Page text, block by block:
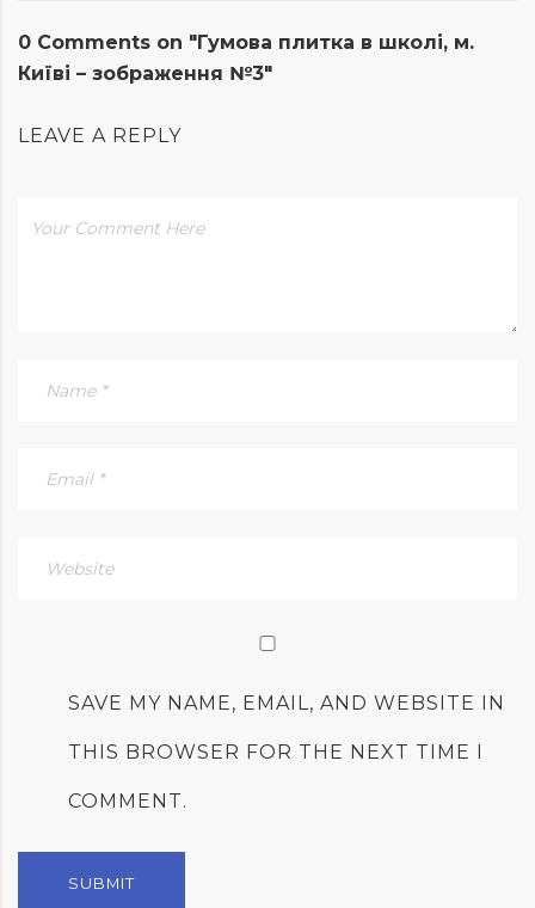
0 Comments on "Гумова плитка в школі, м.
Київі – зображення №3"
LEAVE A REPLY
SAVE MY NAME, EMAIL, AND WEBSITE IN
THIS BROWSER FOR THE NEXT TIME I
COMMENT.